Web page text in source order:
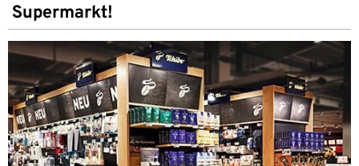
Supermarkt!